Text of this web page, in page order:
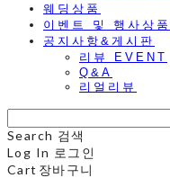
웨딩상품
이벤트 및 행사상품
공지사항&게시판
리뷰 EVENT
Q&A
리얼리뷰
Search 검색
Log In 로그인
Cart 장바구니